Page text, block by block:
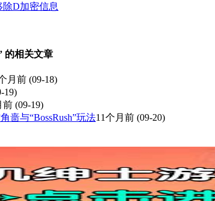
除D加密信息
的相关文章
月前 (09-18)
19)
前 (09-19)
啬与“BossRush”玩法11个月前 (09-20)